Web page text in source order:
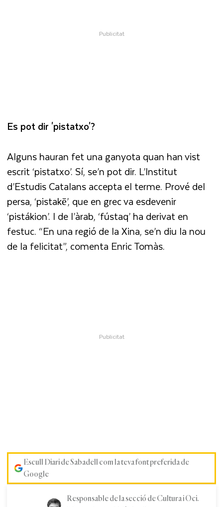
Es pot dir 'pistatxo'?
Alguns hauran fet una ganyota quan han vist
escrit ‘pistatxo’. Sí, se’n pot dir. L’Institut
d’Estudis Catalans accepta el terme. Prové del
persa, ‘pistakē’, que en grec va esdevenir
‘pistákion’. I de l’àrab, ‘fústaq’ ha derivat en
festuc. “En una regió de la Xina, se’n diu la nou
de la felicitat”, comenta Enric Tomàs.
Escull Diari de Sabadell com la teva font preferida de
Google
Responsable de la secció de Cultura i Oci.